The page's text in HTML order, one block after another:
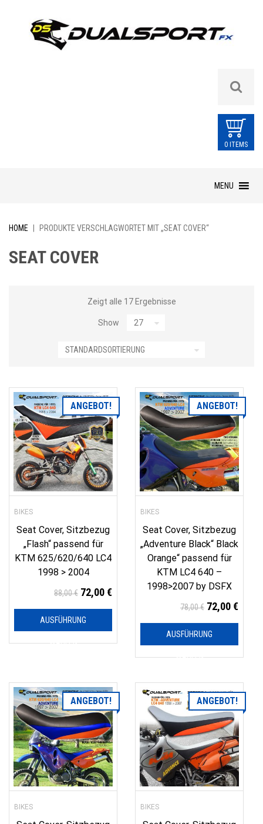
0 ITEMS
MENU
HOME PRODUKTE VERSCHLAGWORTET MIT „SEAT COVER“
SEAT COVER
Zeigt alle 17 Ergebnisse
Show
ANGEBOT!
BIKES
Seat Cover, Sitzbezug
„Flash“ passend für
KTM 625/620/640 LC4
1998 > 2004
88,00€ 72,00€
AUSFÜHRUNG
WÄHLEN
ANGEBOT!
BIKES
Seat Cover, Sitzbezug
„Adventure Black“ Black
Orange“ passend für
KTM LC4 640 –
1998>2007 by DSFX
78,00€ 72,00€
AUSFÜHRUNG
WÄHLEN
ANGEBOT!
BIKES
ANGEBOT!
BIKES